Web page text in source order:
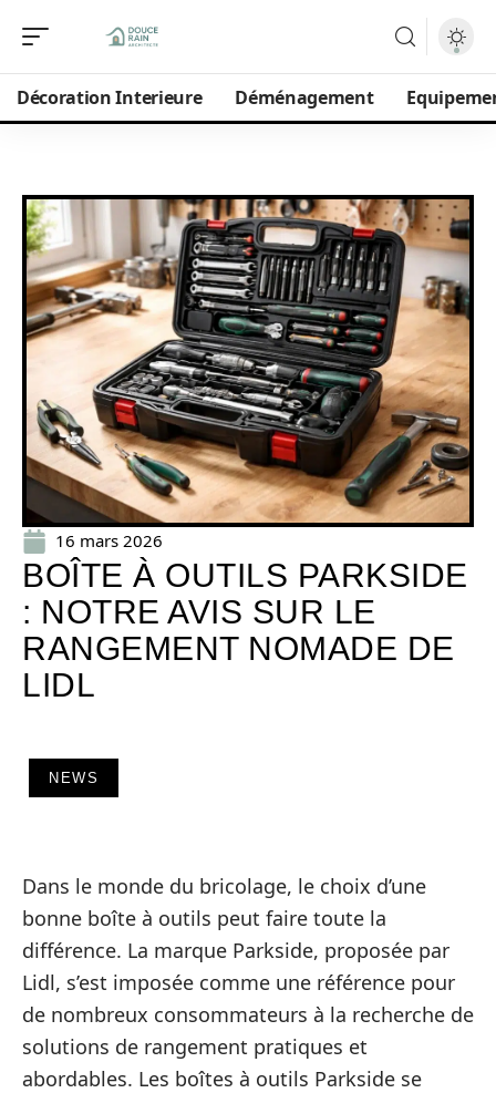
Décoration Interieure Déménagement
16 mars 2026
BOÎTE À OUTILS PARKSIDE
: NOTRE AVIS SUR LE
RANGEMENT NOMADE DE
LIDL
NEWS
Dans le monde du bricolage, le choix d’une
bonne boîte à outils peut faire toute la
différence. La marque Parkside, proposée par
Lidl, s’est imposée comme une référence pour
de nombreux consommateurs à la recherche de
solutions de rangement pratiques et
abordables. Les boîtes à outils Parkside se